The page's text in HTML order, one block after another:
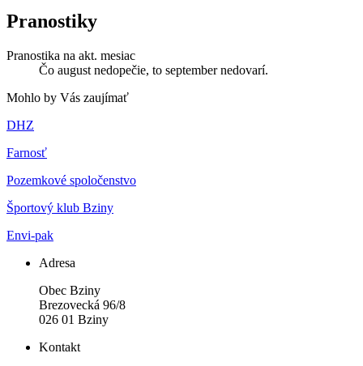
Pranostiky
Pranostika na akt. mesiac
Čo august nedopečie, to september nedovarí.
Mohlo by Vás zaujímať
DHZ
Farnosť
Pozemkové spoločenstvo
Športový klub Bziny
Envi-pak
Adresa
Obec Bziny
Brezovecká 96/8
026 01 Bziny
Kontakt